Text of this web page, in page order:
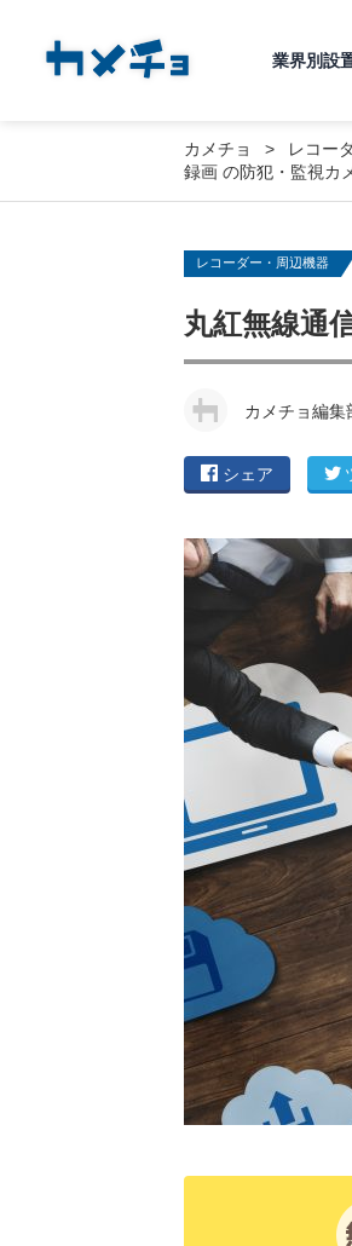
業界別設
カメチョ レコー
録画 の防犯・監視カ
レコーダー・周辺機器
丸紅無線通
カメチョ編集
シェア